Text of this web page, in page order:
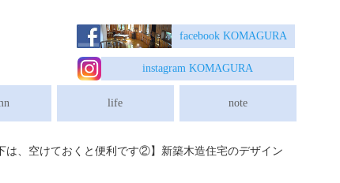
facebook KOMAGURA
instagram KOMAGURA
life note
は、空けておくと便利です②】新築木造住宅のデザイン